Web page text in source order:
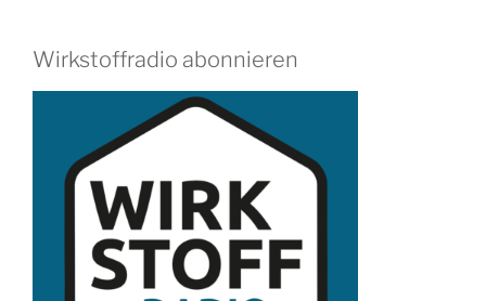
Wirkstoffradio abonnieren